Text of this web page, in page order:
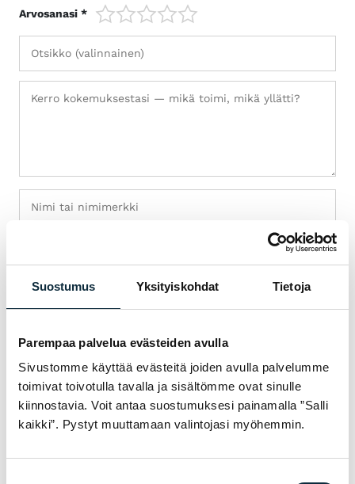
Suostumus Yksityiskohdat Tietoja
Parempaa palvelua evästeiden avulla
Sivustomme käyttää evästeitä joiden avulla palvelumme
toimivat toivotulla tavalla ja sisältömme ovat sinulle
kiinnostavia. Voit antaa suostumuksesi painamalla ”Salli
kaikki”. Pystyt muuttamaan valintojasi myöhemmin.
Arvosanasi * 1/5 2/53/54/5
arvostelun yhteydessä.
Arvostelut tarkistetaan ennen julkaisua.
Lähetä arvostelu